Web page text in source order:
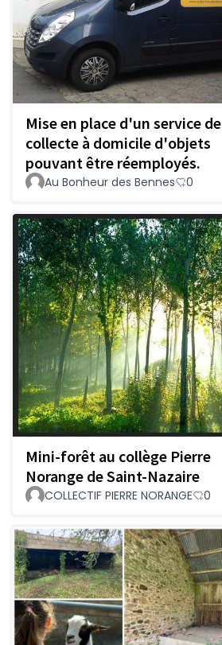
Mise en place d'un service de
collecte à domicile d'objets
pouvant être réemployés.
Au Bonheur des Bennes 0
Mini-forêt au collège Pierre
Norange de Saint-Nazaire
COLLECTIF PIERRE NORANGE 0